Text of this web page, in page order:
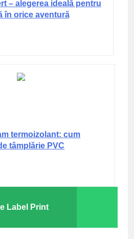
– alegerea ideală pentru
în orice aventură
termoizolant: cum
tâmplărie PVC
Label Print